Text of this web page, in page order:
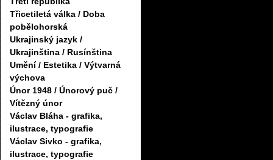
Třicetiletá válka / Doba
pobělohorská
Ukrajinský jazyk /
Ukrajinština / Rusínština
Umění / Estetika / Výtvarná
výchova
Únor 1948 / Únorový puč /
Vítězný únor
Václav Bláha - grafika,
ilustrace, typografie
Václav Sivko - grafika,
ilustrace, typografie